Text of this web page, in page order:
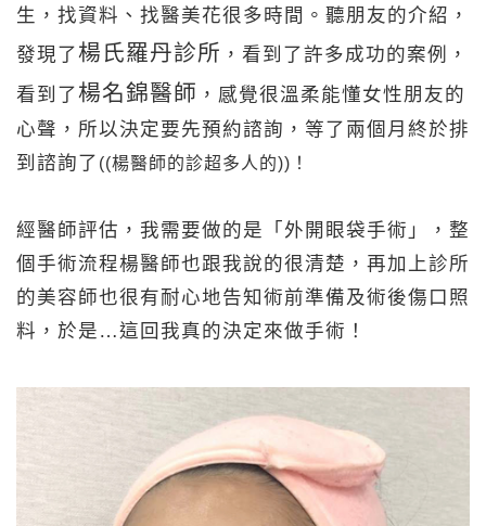
生，找資料、找醫美花很多時間。聽朋友的介紹，
發現了楊氏羅丹診所 ，看到了許多成功的案例，
看到了楊名錦醫師 ，感覺很溫柔能懂女性朋友的
心聲，所以決定要先預約諮詢，等了兩個月終於排
到諮詢了 ((楊醫師的診超多人的))！
經醫師評估，我需要做的是「外開眼袋手術」，整
個手術流程楊醫師也跟我說的很清楚，再加上診所
的美容師也很有耐心地告知術前準備及術後傷口照
料，於是…這回我真的決定來做手術！